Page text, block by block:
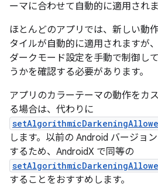
ーマに合わせて自動的に適用されま
ほとんどのアプリでは、新しい動
タイルが自動的に適用されますが
ダークモード設定を手動で制御し
うかを確認する必要があります。
アプリのカラーテーマの動作をカ
る場合は、代わりに
します。以前の Android バージョ
するため、AndroidX で同等の
することをおすすめします。